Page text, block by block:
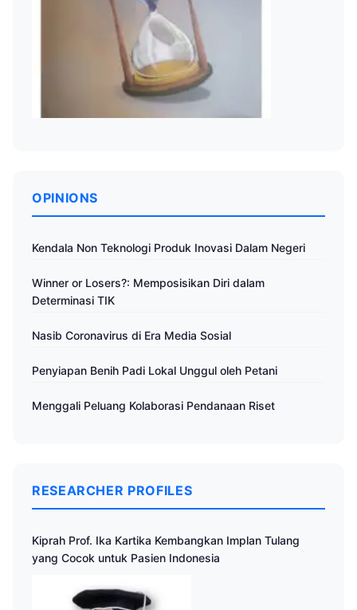
OPINIONS
Kendala Non Teknologi Produk Inovasi Dalam Negeri
Winner or Losers?: Memposisikan Diri dalam
Determinasi TIK
Nasib Coronavirus di Era Media Sosial
Penyiapan Benih Padi Lokal Unggul oleh Petani
Menggali Peluang Kolaborasi Pendanaan Riset
RESEARCHER PROFILES
Kiprah Prof. Ika Kartika Kembangkan Implan Tulang
yang Cocok untuk Pasien Indonesia